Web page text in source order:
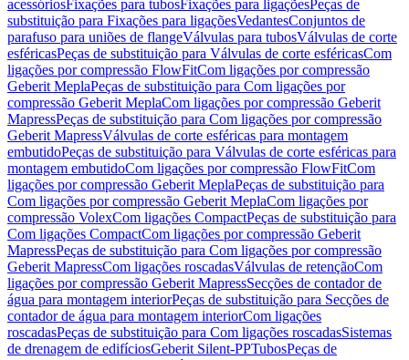
acessóriosFixações para tubosFixações para ligaçõesPeças de
substituição para Fixações para ligaçõesVedantesConjuntos de
parafuso para uniões de flangeVálvulas para tubosVálvulas de corte
esféricasPeças de substituição para Válvulas de corte esféricasCom
ligações por compressão FlowFitCom ligações por compressão
Geberit MeplaPeças de substituição para Com ligações por
compressão Geberit MeplaCom ligações por compressão Geberit
MapressPeças de substituição para Com ligações por compressão
Geberit MapressVálvulas de corte esféricas para montagem
embutidoPeças de substituição para Válvulas de corte esféricas para
montagem embutidoCom ligações por compressão FlowFitCom
ligações por compressão Geberit MeplaPeças de substituição para
Com ligações por compressão Geberit MeplaCom ligações por
compressão VolexCom ligações CompactPeças de substituição para
Com ligações CompactCom ligações por compressão Geberit
MapressPeças de substituição para Com ligações por compressão
Geberit MapressCom ligações roscadasVálvulas de retençãoCom
ligações por compressão Geberit MapressSecções de contador de
água para montagem interiorPeças de substituição para Secções de
contador de água para montagem interiorCom ligações
roscadasPeças de substituição para Com ligações roscadasSistemas
de drenagem de edifíciosGeberit Silent-PPTubosPeças de